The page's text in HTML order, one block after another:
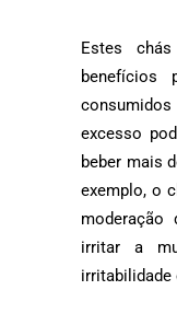
Estes
excesso
beber mais
exemplo, o
moderação
irritar a
irritabilidade